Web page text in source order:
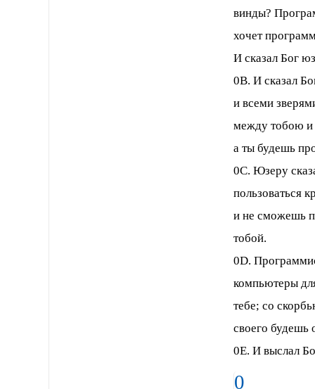
винды?
хочет
И сказал Бог
0В. И сказал
и всеми
между тобою и
а ты будешь
0С. Юзеру
пользоваться
и не сможешь
тобой.
0D.
компьютеры
тебе; со
своего будешь
0Е. И выслал
0